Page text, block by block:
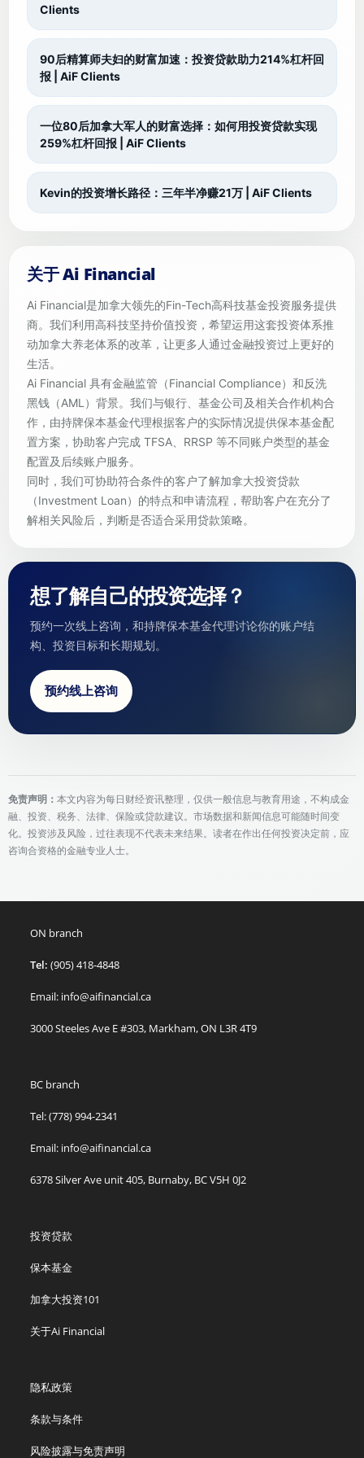
Clients
90后精算师夫妇的财富加速：投资贷款助力214%杠杆回
报 | AiF Clients
一位80后加拿大军人的财富选择：如何用投资贷款实现
259%杠杆回报 | AiF Clients
Kevin的投资增长路径：三年半净赚21万 | AiF Clients
关于 Ai Financial
Ai Financial是加拿大领先的Fin-Tech高科技基金投资服务提供
商。我们利用高科技坚持价值投资，希望运用这套投资体系推
动加拿大养老体系的改革，让更多人通过金融投资过上更好的
生活。
Ai Financial 具有金融监管（Financial Compliance）和反洗
黑钱（AML）背景。我们与银行、基金公司及相关合作机构合
作，由持牌保本基金代理根据客户的实际情况提供保本基金配
置方案，协助客户完成 TFSA、RRSP 等不同账户类型的基金
配置及后续账户服务。
同时，我们可协助符合条件的客户了解加拿大投资贷款
（Investment Loan）的特点和申请流程，帮助客户在充分了
解相关风险后，判断是否适合采用贷款策略。
想了解自己的投资选择？
预约一次线上咨询，和持牌保本基金代理讨论你的账户结
构、投资目标和长期规划。
预约线上咨询
免责声明： 本文内容为每日财经资讯整理，仅供一般信息与教育用途，不构成金
融、投资、税务、法律、保险或贷款建议。市场数据和新闻信息可能随时间变
化。投资涉及风险，过往表现不代表未来结果。读者在作出任何投资决定前，应
咨询合资格的金融专业人士。
ON branch
Tel:(905) 418-4848
Email: info@aifinancial.ca
3000 Steeles Ave E #303, Markham, ON L3R 4T9
BC branch
Tel: (778) 994-2341
Email: info@aifinancial.ca
6378 Silver Ave unit 405, Burnaby, BC V5H 0J2
投资贷款
保本基金
加拿大投资101
关于Ai Financial
隐私政策
条款与条件
风险披露与免责声明